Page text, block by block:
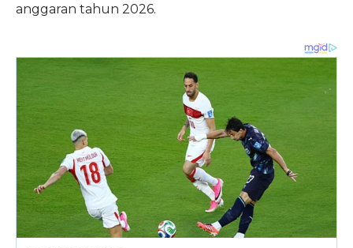
anggaran tahun 2026.